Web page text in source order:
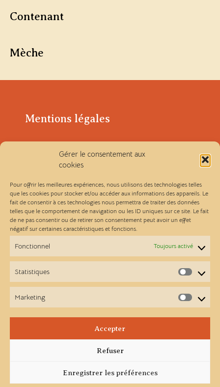
Gérer le consentement aux
cookies
Pour offrir les meilleures expériences, nous utilisons des technologies telles
que les cookies pour stocker et/ou accéder aux informations des appareils. Le
fait de consentir à ces technologies nous permettra de traiter des données
telles que le comportement de navigation ou les ID uniques sur ce site. Le fait
de ne pas consentir ou de retirer son consentement peut avoir un effet
négatif sur certaines caractéristiques et fonctions.
Fonctionnel Toujours activé
Statistiques
Marketing
Accepter
Refuser
Enregistrer les préférences
Contenant
Mèche
Mentions légales
Politique de confidentialité
Les Ateliers Linou
A propos
Points de vente
Newsletter
FacebookInstagram
© 2025- Ateliers Linou